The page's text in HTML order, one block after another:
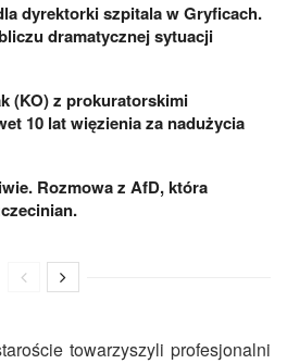
dyrektorki szpitala w Gryficach.
dramatycznej sytuacji
(KO) z prokuratorskimi
10 lat więzienia za nadużycia
Rozmowa z AfD, która
towarzyszyli profesjonalni